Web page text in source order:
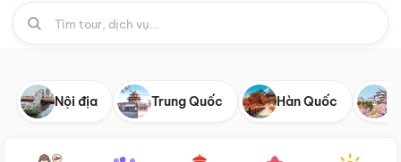
Nội địa Trung Quốc Hàn Quốc